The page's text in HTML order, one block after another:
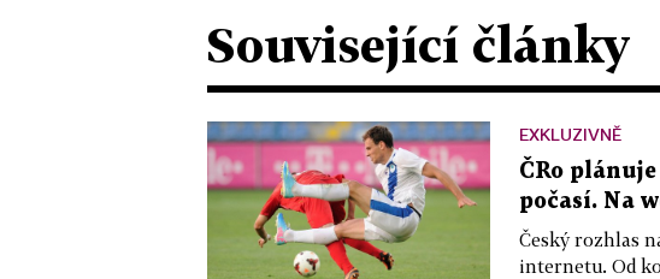
Související články
EXKLUZIVNĚ
ČRo
počasí. Na
Český rozhlas
internetu. Od